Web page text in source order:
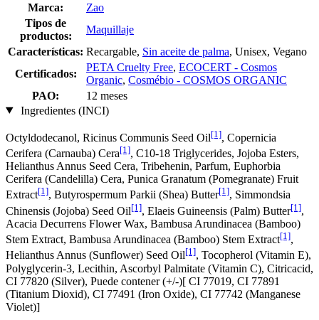
Marca:
Zao
Tipos de
productos:
Maquillaje
Características: Recargable, Sin aceite de palma, Unisex, Vegano
Certificados:
PETA Cruelty Free, ECOCERT - Cosmos
Organic, Cosmébio - COSMOS ORGANIC
PAO:
12 meses
Ingredientes (INCI)
Octyldodecanol, Ricinus Communis Seed Oil[1], Copernicia
Cerifera (Carnauba) Cera[1], C10-18 Triglycerides, Jojoba Esters,
Helianthus Annus Seed Cera, Tribehenin, Parfum, Euphorbia
Cerifera (Candelilla) Cera, Punica Granatum (Pomegranate) Fruit
Extract[1], Butyrospermum Parkii (Shea) Butter[1], Simmondsia
Chinensis (Jojoba) Seed Oil[1], Elaeis Guineensis (Palm) Butter[1],
Acacia Decurrens Flower Wax, Bambusa Arundinacea (Bamboo)
Stem Extract, Bambusa Arundinacea (Bamboo) Stem Extract[1],
Helianthus Annus (Sunflower) Seed Oil[1], Tocopherol (Vitamin E),
Polyglycerin-3, Lecithin, Ascorbyl Palmitate (Vitamin C), Citricacid,
CI 77820 (Silver), Puede contener (+/-)[ CI 77019, CI 77891
(Titanium Dioxid), CI 77491 (Iron Oxide), CI 77742 (Manganese
Violet)]